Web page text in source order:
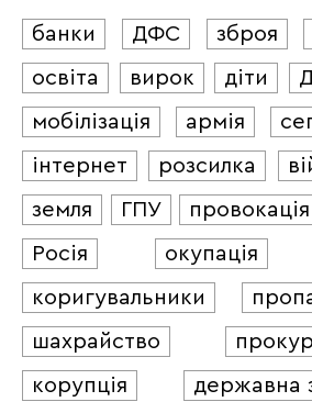
банки ДФС зброя
освіта
вирок діти
мобілізація
армія
інтернет
розсилка
земля
ГПУ провокація
Росія
окупація
коригувальники
шахрайство
корупція
державна